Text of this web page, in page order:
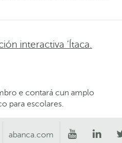
interactiva ‘Ítaca.
e contará cun amplo
para escolares.
abanca.com